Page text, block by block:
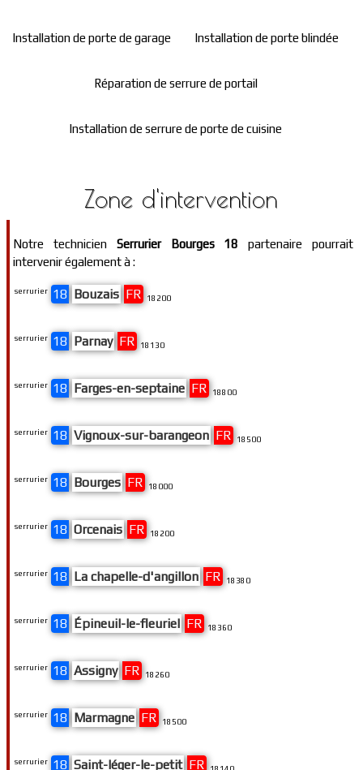
Installation de porte de garage Installation de porte blindée
Réparation de serrure de portail
Installation de serrure de porte de cuisine
Zone d'intervention
Notre technicien Serrurier Bourges 18 partenaire pourrait
intervenir également à :
serrurier 18 Saint-léger-le-petit FR
serrurier 18 Marmagne FR 18500
serrurier 18 Assigny FR 18260
serrurier 18 Épineuil-le-fleuriel FR 18360
serrurier 18 La chapelle-d'angillon FR 18380
serrurier 18 Orcenais FR 18200
serrurier 18 Bourges FR 18000
serrurier 18 Vignoux-sur-barangeon FR 18500
serrurier 18 Farges-en-septaine FR 18800
serrurier 18 Parnay FR 18130
serrurier 18 Bouzais FR 18200